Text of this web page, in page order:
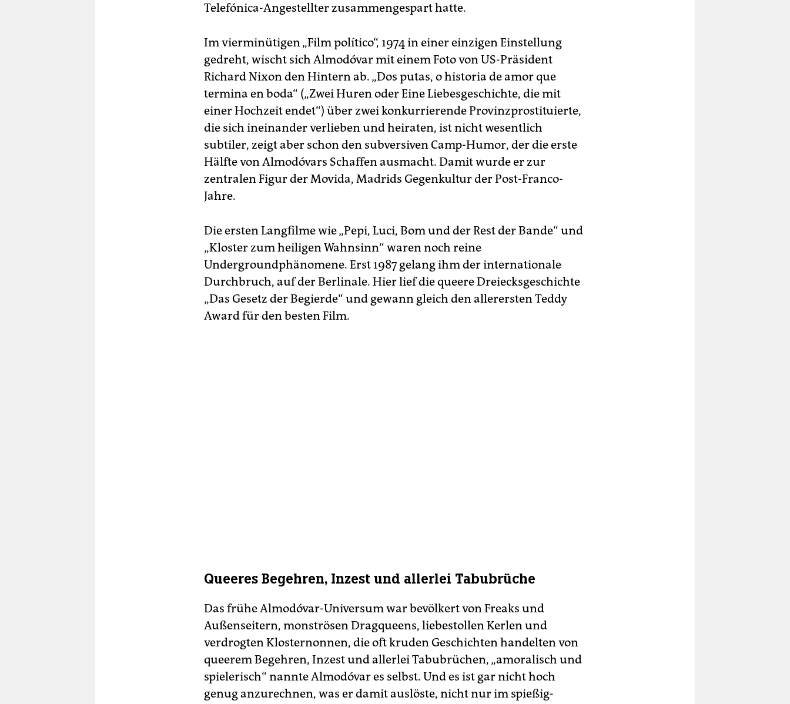
Telefónica-Angestellter zusammengespart hatte.
Im vierminütigen „Film político“, 1974 in einer einzigen Einstellung
gedreht, wischt sich Almodóvar mit einem Foto von US-Präsident
Richard Nixon den Hintern ab. „Dos putas, o historia de amor que
termina en boda“ („Zwei Huren oder Eine Liebesgeschichte, die mit
einer Hochzeit endet“) über zwei konkurrierende Provinzprostituierte,
die sich ineinander verlieben und heiraten, ist nicht wesentlich
subtiler, zeigt aber schon den subversiven Camp-Humor, der die erste
Hälfte von Almodóvars Schaffen ausmacht. Damit wurde er zur
zentralen Figur der Movida, Madrids Gegenkultur der Post-Franco-
Jahre.
Die ersten Langfilme wie „Pepi, Luci, Bom und der Rest der Bande“ und
„Kloster zum heiligen Wahnsinn“ waren noch reine
Undergroundphänomene. Erst 1987 gelang ihm der internationale
Durchbruch, auf der Berlinale. Hier lief die queere Dreiecksgeschichte
„Das Gesetz der Begierde“ und gewann gleich den allerersten Teddy
Award für den besten Film.
Queeres Begehren, Inzest und allerlei Tabubrüche
Das frühe Almodóvar-Universum war bevölkert von Freaks und
Außenseitern, monströsen Dragqueens, liebestollen Kerlen und
verdrogten Klosternonnen, die oft kruden Geschichten handelten von
queerem Begehren, Inzest und allerlei Tabubrüchen, „amoralisch und
spielerisch“ nannte Almodóvar es selbst. Und es ist gar nicht hoch
genug anzurechnen, was er damit auslöste, nicht nur im spießig-